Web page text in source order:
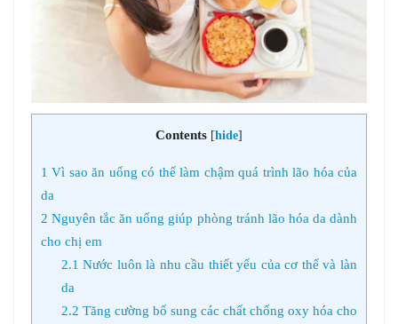
Contents [hide]
1 Vì sao ăn uống có thể làm chậm quá trình lão hóa của
da
2 Nguyên tắc ăn uống giúp phòng tránh lão hóa da dành
cho chị em
2.1 Nước luôn là nhu cầu thiết yếu của cơ thể và làn
da
2.2 Tăng cường bổ sung các chất chống oxy hóa cho